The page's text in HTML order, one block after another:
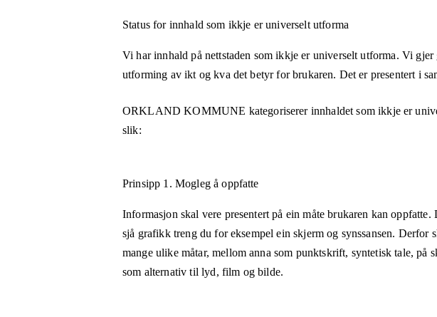
Status for innhald som ikkje er universelt utforma
Vi har innhald på nettstaden som ikkje er universelt utforma. Vi
utforming av ikt og kva det betyr for brukaren. Det er presentert i
ORKLAND KOMMUNE kategoriserer innhaldet som ikkje er
slik:
Prinsipp 1. Mogleg å oppfatte
Informasjon skal vere presentert på ein måte brukaren kan
sjå grafikk treng du for eksempel ein skjerm og synssansen.
mange ulike måtar, mellom anna som punktskrift, syntetisk tale,
som alternativ til lyd, film og bilde.